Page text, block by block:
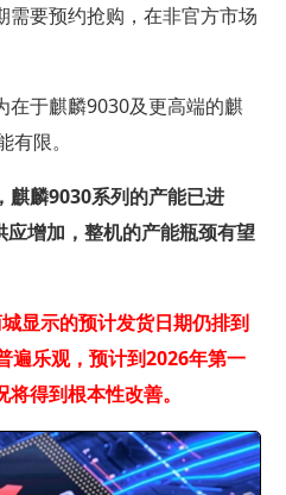
要预约抢购，在非官方市场
在于麒麟9030及更高端的麒
限。
麒麟9030系列的产能已进
应增加，整机的产能瓶颈有望
显示的预计发货日期仍排到
遍乐观，预计到2026年第一
得到根本性改善。